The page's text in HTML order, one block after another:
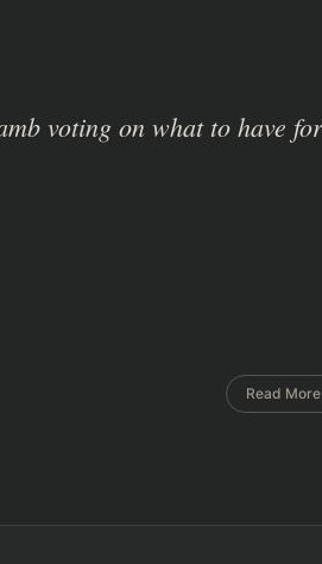
voting on what to have for
Read More